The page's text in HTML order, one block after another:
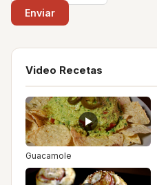
Video Recetas
Guacamole